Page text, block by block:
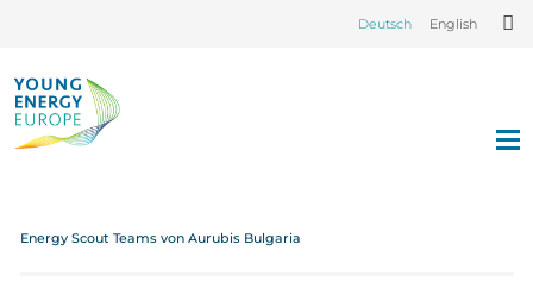
Deutsch English
Energy Scout Teams von Aurubis Bulgaria